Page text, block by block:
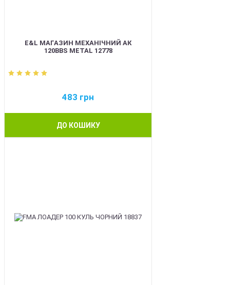
E&L МАГАЗИН МЕХАНІЧНИЙ АК
120BBS METAL 12778
483 грн
ДО КОШИКУ